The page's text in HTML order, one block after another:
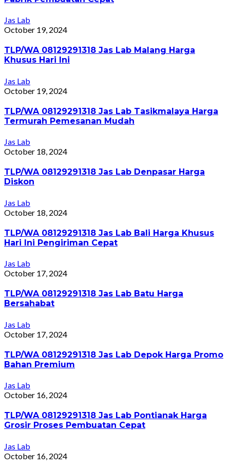
Jas Lab
October 19, 2024
TLP/WA 08129291318 Jas Lab Malang Harga
Khusus Hari Ini
Jas Lab
October 19, 2024
TLP/WA 08129291318 Jas Lab Tasikmalaya Harga
Termurah Pemesanan Mudah
Jas Lab
October 18, 2024
TLP/WA 08129291318 Jas Lab Denpasar Harga
Diskon
Jas Lab
October 18, 2024
TLP/WA 08129291318 Jas Lab Bali Harga Khusus
Hari Ini Pengiriman Cepat
Jas Lab
October 17, 2024
TLP/WA 08129291318 Jas Lab Batu Harga
Bersahabat
Jas Lab
October 17, 2024
TLP/WA 08129291318 Jas Lab Depok Harga Promo
Bahan Premium
Jas Lab
October 16, 2024
TLP/WA 08129291318 Jas Lab Pontianak Harga
Grosir Proses Pembuatan Cepat
Jas Lab
October 16, 2024